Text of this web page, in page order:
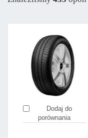
Semperit od 237
Pozostałe marki
Accelera od 402 zł
Aplus od 164 zł
Apollo
Austone
Dodaj do
porównania